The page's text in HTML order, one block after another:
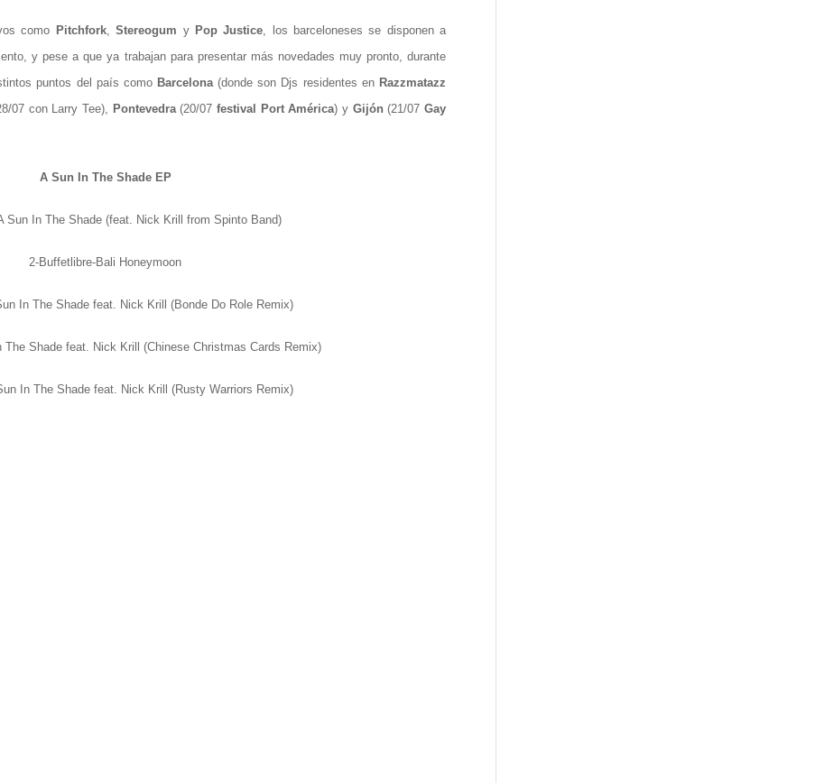
como Pitchfork,Stereogum y Pop Justice, los barceloneses se disponen a
y pese a que ya trabajan para presentar más novedades muy pronto, durante
puntos del país como Barcelona(donde son Djs residentes en Razzmatazz
07 con Larry Tee), Pontevedra(20/07 festival Port América) y Gijón (21/07 Gay
A Sun In The Shade EP
Sun In The Shade (feat. Nick Krill from Spinto Band)
2-Buffetlibre-Bali Honeymoon
In The Shade feat. Nick Krill (Bonde Do Role Remix)
The Shade feat. Nick Krill (Chinese Christmas Cards Remix)
In The Shade feat. Nick Krill (Rusty Warriors Remix)